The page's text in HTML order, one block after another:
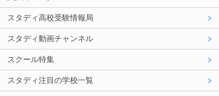
スタディ高校受験情報局
スタディ動画チャンネル
スクール特集
スタディ注目の学校一覧